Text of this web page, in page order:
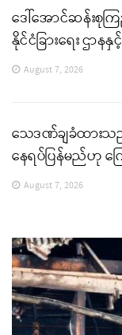
ဒေါ်အောင်ဆန်းစုက
နိုင်ငံခြားရေး ဌာ
August 7, 2026
သေဒဏ်ချခံထားသည့်
နေရပ်ပြန်မည်ဟု က
August 7, 2026